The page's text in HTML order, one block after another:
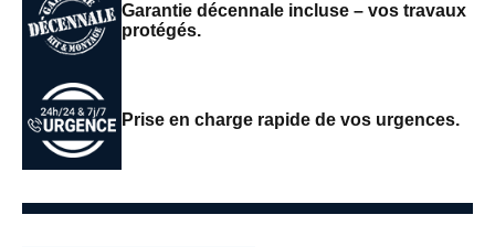
Garantie décennale incluse – vos travaux
protégés.
Prise en charge rapide de vos urgences.